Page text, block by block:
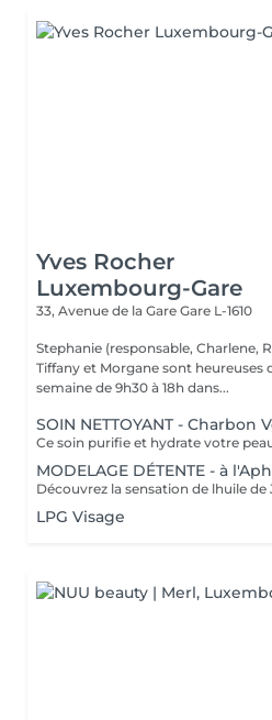
Yves Rocher
Luxembourg-Gare
33, Avenue de la Gare Gare L-1610
Stephanie (responsable, Charlene,
Tiffany et Morgane sont heureuses
semaine de 9h30 à 18h dans...
SOIN NETTOYANT - Charbon
MODELAGE DÉTENTE - à
LPG Visage